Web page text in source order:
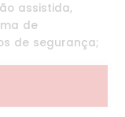
assistida,
de
de segurança;